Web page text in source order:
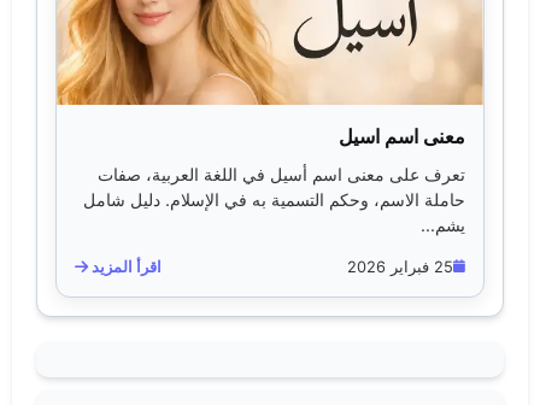
معنى اسم اسيل
تعرف على معنى اسم أسيل في اللغة العربية، صفات
حاملة الاسم، وحكم التسمية به في الإسلام. دليل شامل
يشم...
25 فبراير 2026 اقرأ المزيد